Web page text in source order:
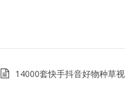
14000套快手抖音好物种草视